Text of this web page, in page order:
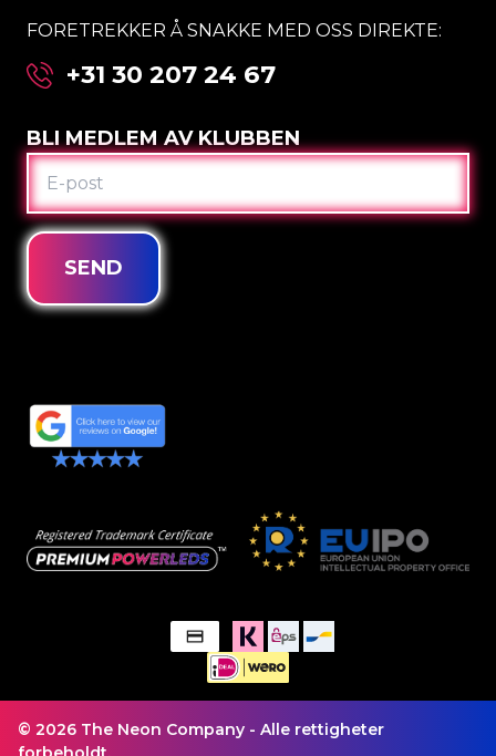
FORETREKKER Å SNAKKE MED OSS DIREKTE:
+31 30 207 24 67
BLI MEDLEM AV KLUBBEN
E-
POST
SEND
© 2026 The Neon Company - Alle rettigheter